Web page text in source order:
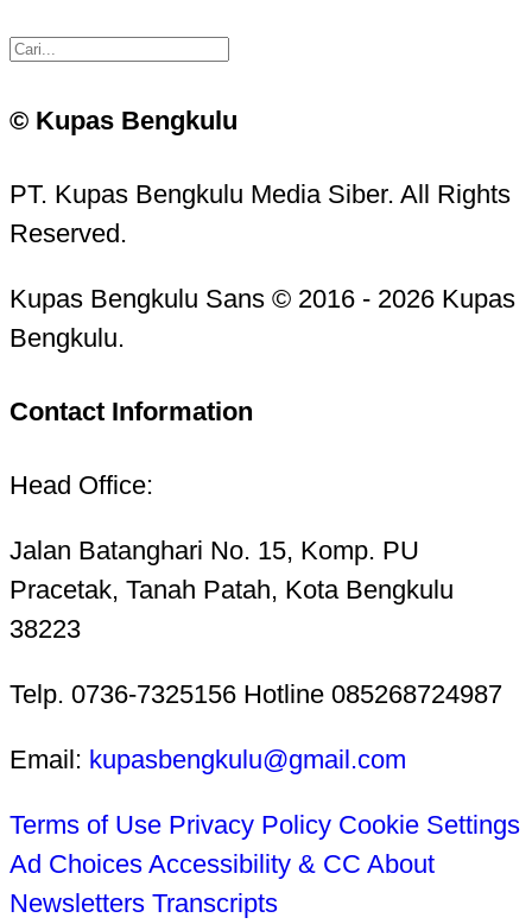
© Kupas Bengkulu
PT. Kupas Bengkulu Media Siber. All Rights
Reserved.
Kupas Bengkulu Sans © 2016 - 2026 Kupas
Bengkulu.
Contact Information
Head Office:
Jalan Batanghari No. 15, Komp. PU
Pracetak, Tanah Patah, Kota Bengkulu
38223
Telp. 0736-7325156 Hotline 085268724987
Email: kupasbengkulu@gmail.com
Terms of Use Privacy Policy Cookie Settings
Ad Choices Accessibility & CC About
Newsletters Transcripts